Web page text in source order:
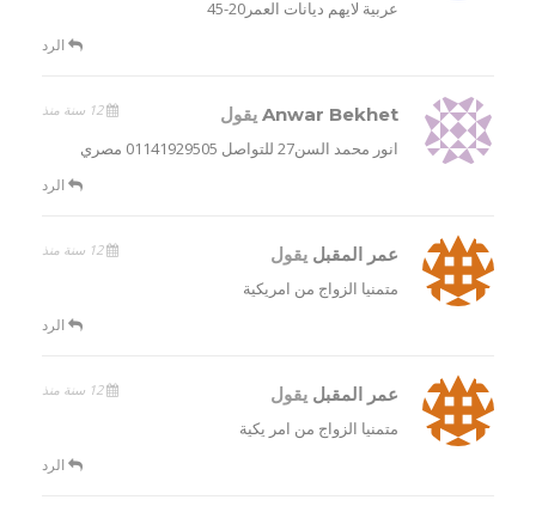
عربية لايهم ديانات العمر20-45
الرد
Anwar Bekhet يقول 12 سنة منذ
انور محمد السن27 للتواصل 01141929505 مصري
الرد
عمر المقبل يقول 12 سنة منذ
متمنيا الزواج من امريكية
الرد
عمر المقبل يقول 12 سنة منذ
متمنيا الزواج من امر يكية
الرد